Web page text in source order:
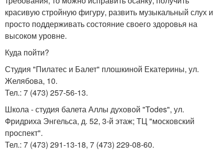
красивую стройную фигуру, развить музыкальный слух и
просто поддерживать состояние своего здоровья на
высоком уровне.
Куда пойти?
Студия "Пилатес и Балет" плошкиной Екатерины, ул.
Желябова, 10.
Тел.: 7 (473) 257-56-13.
Школа - студия балета Аллы духовой "Todes", ул.
Фридриха Энгельса, д. 52, 3-й этаж; ТЦ "московский
проспект".
Тел.: 7 (473) 291-13-18, 7 (473) 229-08-60.